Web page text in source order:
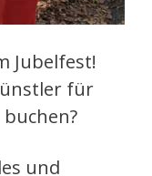
Jubelfest!
für
und